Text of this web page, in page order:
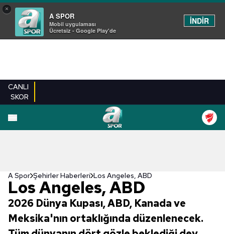
×
A SPOR
Mobil uygulaması
Ücretsiz - Google Play'de
İNDİR
CANLI
SKOR
A Spor Şehirler Haberleri Los Angeles, ABD
Los Angeles, ABD
2026 Dünya Kupası, ABD, Kanada ve
Meksika'nın ortaklığında düzenlenecek.